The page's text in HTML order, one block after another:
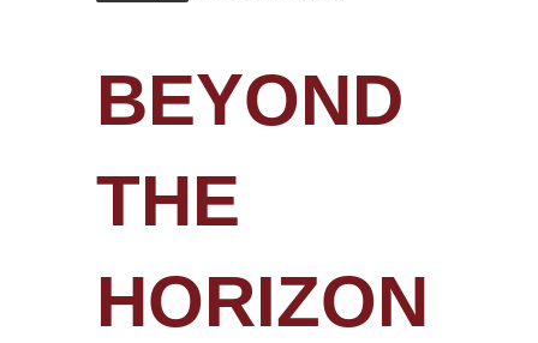
BEYOND
THE
HORIZON